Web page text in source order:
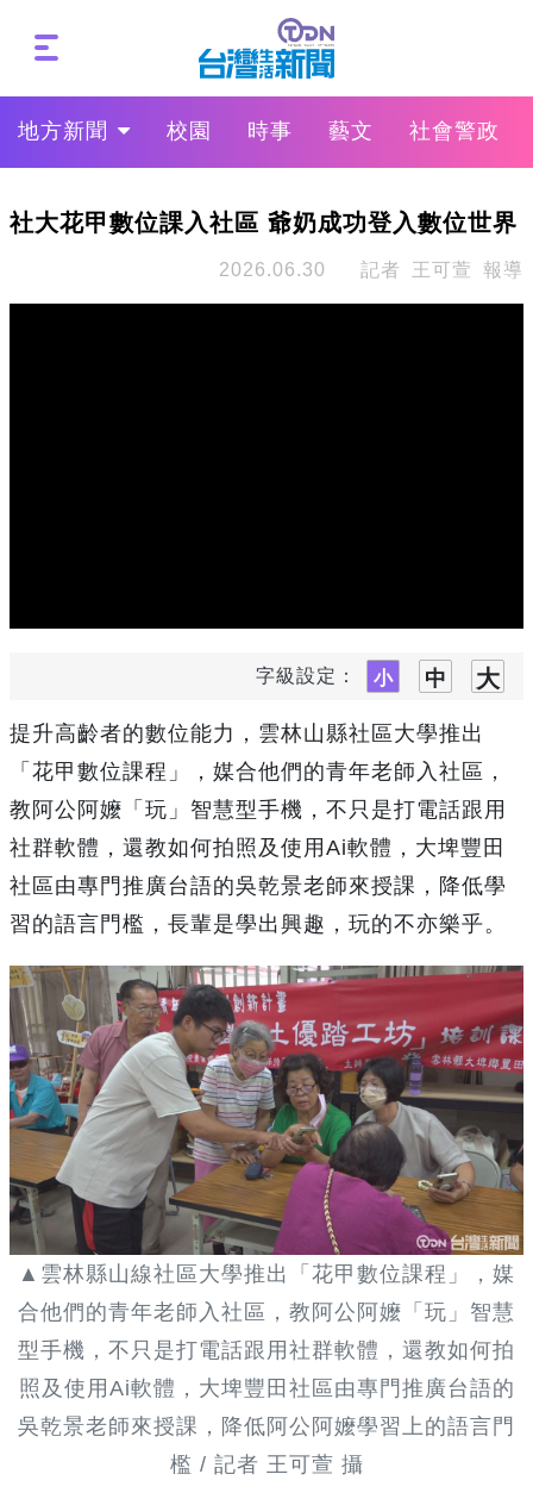
地方新聞 校園 時事 藝文 社會警政
社大花甲數位課入社區 爺奶成功登入數位世界
2026.06.30 記者 王可萱 報導
字級設定：
提升高齡者的數位能力，雲林山縣社區大學推出
「花甲數位課程」，媒合他們的青年老師入社區，
教阿公阿嬤「玩」智慧型手機，不只是打電話跟用
社群軟體，還教如何拍照及使用Ai軟體，大埤豐田
社區由專門推廣台語的吳乾景老師來授課，降低學
習的語言門檻，長輩是學出興趣，玩的不亦樂乎。
▲雲林縣山線社區大學推出「花甲數位課程」，媒
合他們的青年老師入社區，教阿公阿嬤「玩」智慧
型手機，不只是打電話跟用社群軟體，還教如何拍
照及使用Ai軟體，大埤豐田社區由專門推廣台語的
吳乾景老師來授課，降低阿公阿嬤學習上的語言門
檻 / 記者 王可萱 攝